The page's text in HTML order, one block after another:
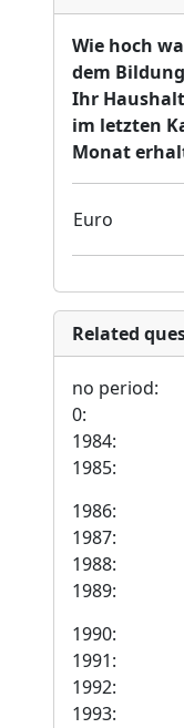
Wie hoch
dem
Ihr
im letzten
Monat
Euro
Related
no period:
0:
1984:
1985:
1986:
1987:
1988:
1989:
1990:
1991:
1992:
1993: